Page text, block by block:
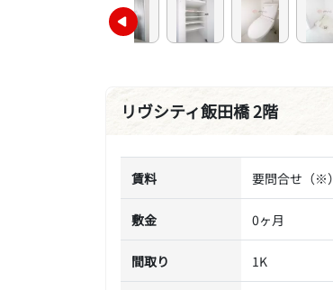
リヴシティ飯田橋 2階
賃料 要問合せ（※）
敷金 0ヶ月
間取り 1K